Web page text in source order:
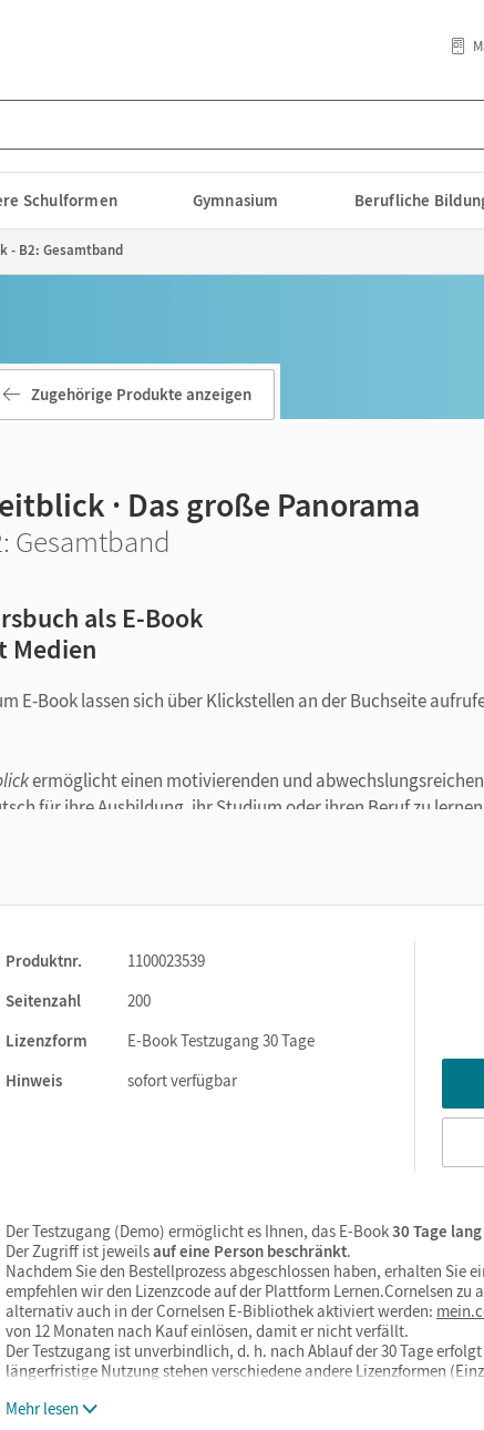
Schulformen Gymnasium Berufliche
- B2: Gesamtband
Zugehörige Produkte anzeigen
· Das große Panorama
Gesamtband
als E-Book
Medien
E-Book lassen sich über Klickstellen an der Buchseite
ermöglicht einen motivierenden und abwechslungsreichen
für ihre Ausbildung, ihr Studium oder ihren Beruf zu lernen.
statt und folgt
die im festen Teil erarbeiteten Lerninhalte unter einem
setzen und auf die Bedürfnisse der Lernenden eingehen.
zu vertiefen
berücksichtigen Sie die Diversität Ihrer Lernenden und
Aufgaben trainieren dasauthentische Sprachhandeln
wird durch die explizite Vermittlung von verschiedenen
mit unterschiedlichen Textsorten konsequent gefördert
Produktnr.
1100023539
Seitenzahl
200
Lizenzform
E-Book Testzugang 30 Tage
Hinweis
sofort verfügbar
Der Testzugang (Demo) ermöglicht es Ihnen, das E-Book30 Tage
Der Zugriff ist jeweilsauf eine Person beschränkt.
Nachdem Sie den Bestellprozess abgeschlossen haben, erhalten Sie
empfehlen wir den Lizenzcode auf der Plattform Lernen.Cornelsen zu
alternativ auch in der Cornelsen E-Bibliothek aktiviert werden:
von 12 Monaten nach Kauf einlösen, damit er nicht verfällt.
Der Testzugang ist unverbindlich, d. h. nach Ablauf der 30 Tage erfolgt
längerfristige Nutzung stehen verschiedene andere Lizenzformen
Mehr lesen